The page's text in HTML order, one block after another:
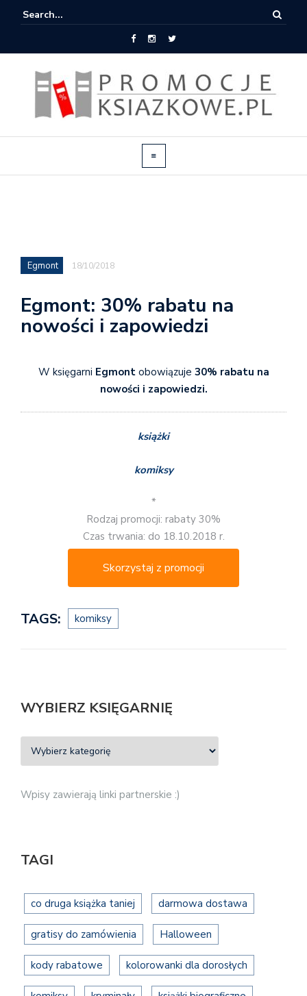
Egmont 18/10/2018
Egmont: 30% rabatu na
nowości i zapowiedzi
W księgarni Egmontobowiązuje 30% rabatu na
nowości i zapowiedzi.
książki
komiksy
*
Rodzaj promocji: rabaty 30%
Czas trwania: do 18.10.2018 r.
Skorzystaj z promocji
TAGS: komiksy
WYBIERZ KSIĘGARNIĘ
Wpisy zawierają linki partnerskie :)
TAGI
co druga książka taniej darmowa dostawa
gratisy do zamówienia Halloween
kody rabatowe kolorowanki dla dorosłych